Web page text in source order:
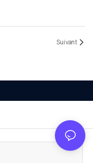
Suivant